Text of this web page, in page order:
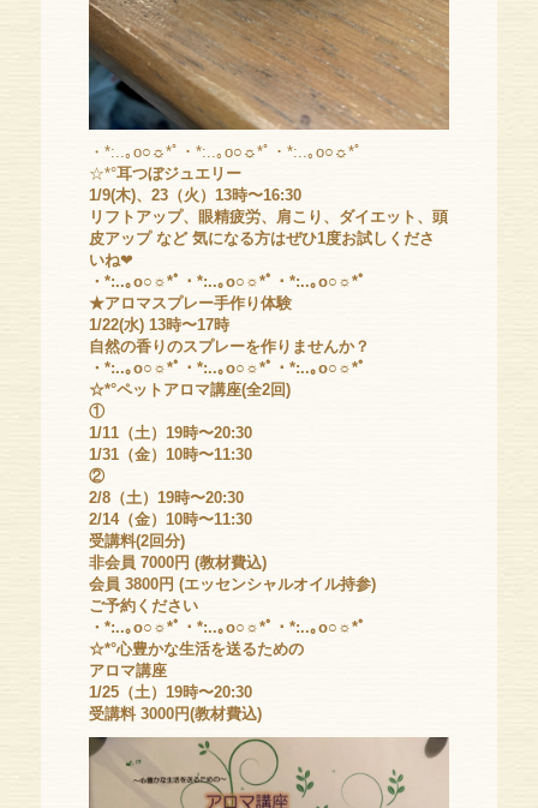
・*:..｡o○☼*ﾟ・*:..｡o○☼*ﾟ・*:..｡o○☼*ﾟ
☆*°耳つぼジュエリー
1/9(木)、23（火）13時〜16:30
リフトアップ、眼精疲労、肩こり、ダイエット、頭
皮アップ など 気になる方はぜひ1度お試しくださ
いね❤
・*:..｡o○☼*ﾟ・*:..｡o○☼*ﾟ・*:..｡o○☼*ﾟ
★アロマスプレー手作り体験
1/22(水) 13時〜17時
自然の香りのスプレーを作りませんか？
・*:..｡o○☼*ﾟ・*:..｡o○☼*ﾟ・*:..｡o○☼*ﾟ
☆*°ペットアロマ講座(全2回)
①
1/11（土）19時〜20:30
1/31（金）10時〜11:30
②
2/8（土）19時〜20:30
2/14（金）10時〜11:30
受講料(2回分)
非会員 7000円 (教材費込)
会員 3800円 (エッセンシャルオイル持参)
ご予約ください
・*:..｡o○☼*ﾟ・*:..｡o○☼*ﾟ・*:..｡o○☼*ﾟ
☆*°心豊かな生活を送るための
アロマ講座
1/25（土）19時〜20:30
受講料 3000円(教材費込)